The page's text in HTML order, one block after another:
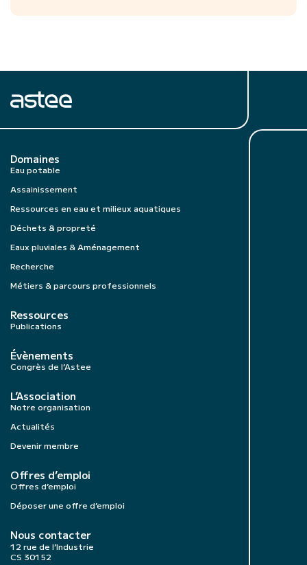
Domaines
Eau potable
Assainissement
Ressources en eau et milieux aquatiques
Déchets & propreté
Eaux pluviales & Aménagement
Recherche
Métiers & parcours professionnels
Ressources
Publications
Évènements
Congrès de l’Astee
L’Association
Notre organisation
Actualités
Devenir membre
Offres d’emploi
Offres d’emploi
Déposer une offre d’emploi
Nous contacter
12 rue de l’Industrie
CS 30152